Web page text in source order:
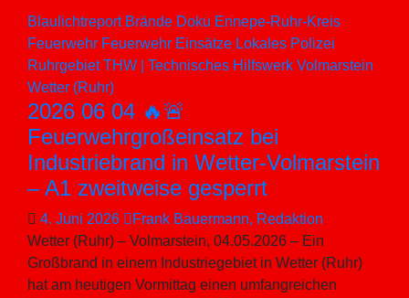
Blaulichtreport Brände Doku Ennepe-Ruhr-Kreis
Feuerwehr Feuerwehr Einsätze Lokales Polizei
RuhrgebietTHW | Technisches Hilfswerk Volmarstein
Wetter (Ruhr)
2026 06 04 🔥🚨
Feuerwehrgroßeinsatz bei
Industriebrand in Wetter-Volmarstein
– A1 zweitweise gesperrt
4. Juni 2026
Frank Bauermann, Redaktion
Wetter (Ruhr) – Volmarstein, 04.05.2026 – Ein
Großbrand in einem Industriegebiet in Wetter (Ruhr)
hat am heutigen Vormittag einen umfangreichen